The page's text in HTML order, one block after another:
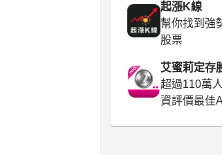
起漲K線
幫你找到強
股票
艾蜜莉定存
超過110萬
資評價最佳